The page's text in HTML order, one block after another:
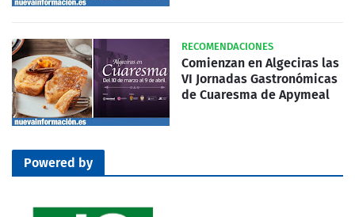
RECOMENDACIONES
Comienzan en Algeciras las
VI Jornadas Gastronómicas
de Cuaresma de Apymeal
Powered by